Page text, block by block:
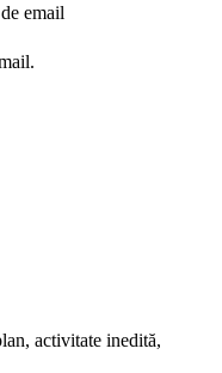
email
activitate inedită,